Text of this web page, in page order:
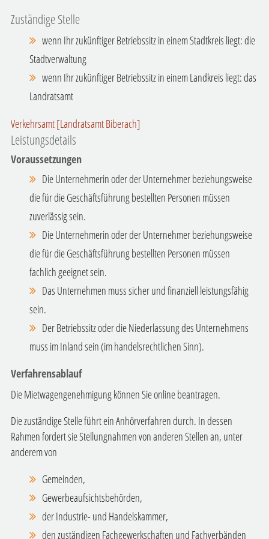
Zuständige Stelle
wenn Ihr zukünftiger Betriebssitz in einem Stadtkreis liegt: die
Stadtverwaltung
wenn Ihr zukünftiger Betriebssitz in einem Landkreis liegt: das
Landratsamt
Verkehrsamt [Landratsamt Biberach]
Leistungsdetails
Voraussetzungen
Die Unternehmerin oder der Unternehmer beziehungsweise
die für die Geschäftsführung bestellten Personen müssen
zuverlässig sein.
Die Unternehmerin oder der Unternehmer beziehungsweise
die für die Geschäftsführung bestellten Personen müssen
fachlich geeignet sein.
Das Unternehmen muss sicher und finanziell leistungsfähig
sein.
Der Betriebssitz oder die Niederlassung des Unternehmens
muss im Inland sein (im handelsrechtlichen Sinn).
Verfahrensablauf
Die Mietwagengenehmigung können Sie online beantragen.
Die zuständige Stelle führt ein Anhörverfahren durch. In dessen
Rahmen fordert sie Stellungnahmen von anderen Stellen an, unter
anderem von
Gemeinden,
Gewerbeaufsichtsbehörden,
der Industrie- und Handelskammer,
den zuständigen Fachgewerkschaften und Fachverbänden